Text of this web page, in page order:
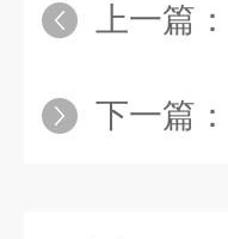
上一篇：
下一篇：